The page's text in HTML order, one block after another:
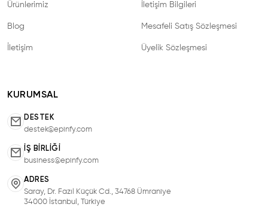
Ürünlerimiz
Blog
İletişim
İletişim Bilgileri
Mesafeli Satış Sözleşmesi
Üyelik Sözleşmesi
KURUMSAL
DESTEK
destek@epinfy.com
İŞ BIRLIĞI
business@epinfy.com
ADRES
Saray, Dr. Fazıl Küçük Cd., 34768 Ümraniye
34000 İstanbul, Türkiye